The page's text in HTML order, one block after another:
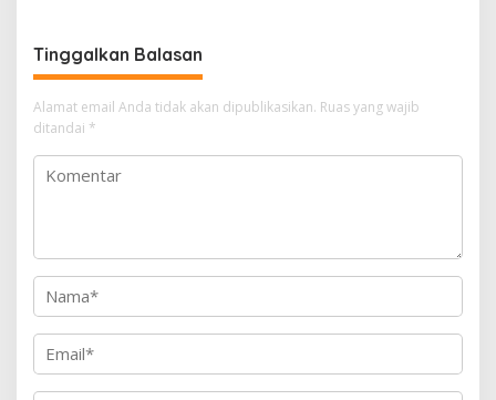
Tinggalkan Balasan
Alamat email Anda tidak akan dipublikasikan. Ruas yang wajib
ditandai *